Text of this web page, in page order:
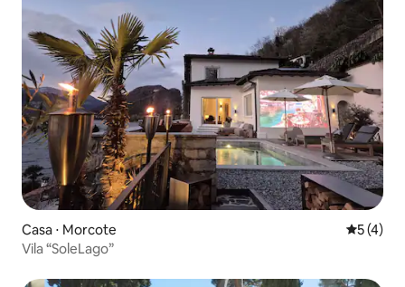
Casa ⋅ Morcote 5 de
5 (4)
Vila “SoleLago”